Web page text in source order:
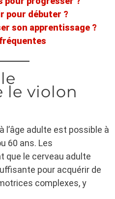
pour débuter ?
son apprentissage ?
le violon
l’âge adulte est possible à
60 ans. Les
que le cerveau adulte
pour acquérir de
complexes, y